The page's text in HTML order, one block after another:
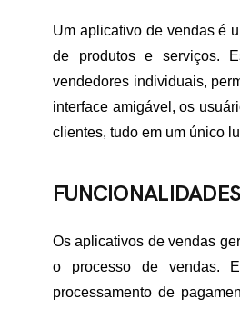
Um aplicativo de vendas é
de produtos e serviços.
vendedores individuais,
interface amigável, os
clientes, tudo em um único
Os aplicativos de vendas
o processo de vendas.
processamento de